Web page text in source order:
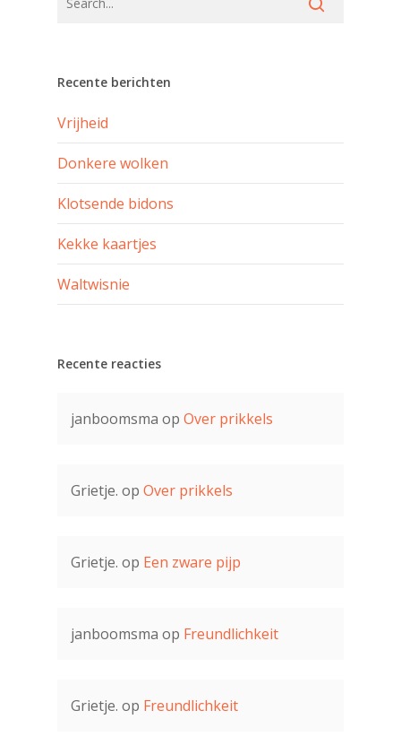
Recente berichten
Vrijheid
Donkere wolken
Klotsende bidons
Kekke kaartjes
Waltwisnie
Recente reacties
janboomsma op Over prikkels
Grietje. op Over prikkels
Grietje. op Een zware pijp
janboomsma op Freundlichkeit
Grietje. op Freundlichkeit